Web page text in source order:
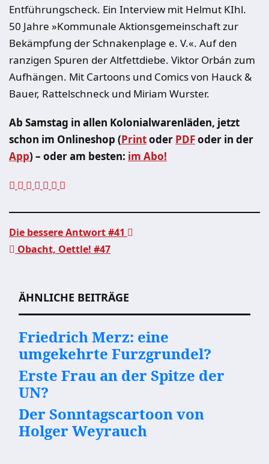
Entführungscheck. Ein Interview mit Helmut KIhl.
50 Jahre »Kommunale Aktionsgemeinschaft zur
Bekämpfung der Schnakenplage e. V.«. Auf den
ranzigen Spuren der Altfettdiebe. Viktor Orbán zum
Aufhängen. Mit Cartoons und Comics von Hauck &
Bauer, Rattelschneck und Miriam Wurster.
Ab Samstag in allen Kolonialwarenläden, jetzt
schon im Onlineshop (Printoder PDFoder in der
App) – oder am besten: im Abo!
Die bessere Antwort #41
Obacht, Oettle! #47
ÄHNLICHE BEITRÄGE
Friedrich Merz: eine
umgekehrte Furzgrundel?
Erste Frau an der Spitze der
UN?
Der Sonntagscartoon von
Holger Weyrauch